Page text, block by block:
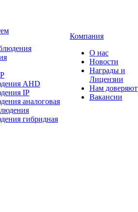
AHD
IP
аналоговая
гибридная
Компания
О нас
Новости
Награды и
Лицензии
Нам доверяют
Вакансии